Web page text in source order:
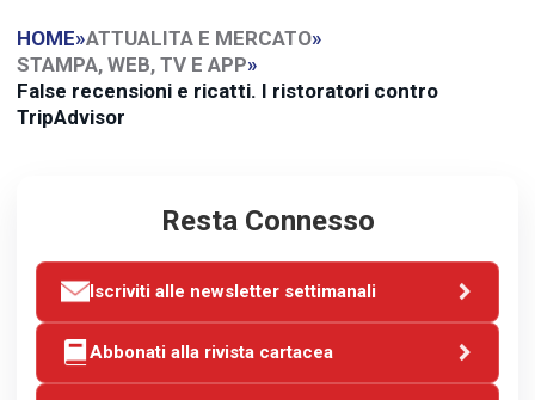
HOME»ATTUALITA E MERCATO»
STAMPA, WEB, TV E APP»
False recensioni e ricatti. I ristoratori contro
TripAdvisor
Resta Connesso
Iscriviti alle newsletter settimanali
Abbonati alla rivista cartacea